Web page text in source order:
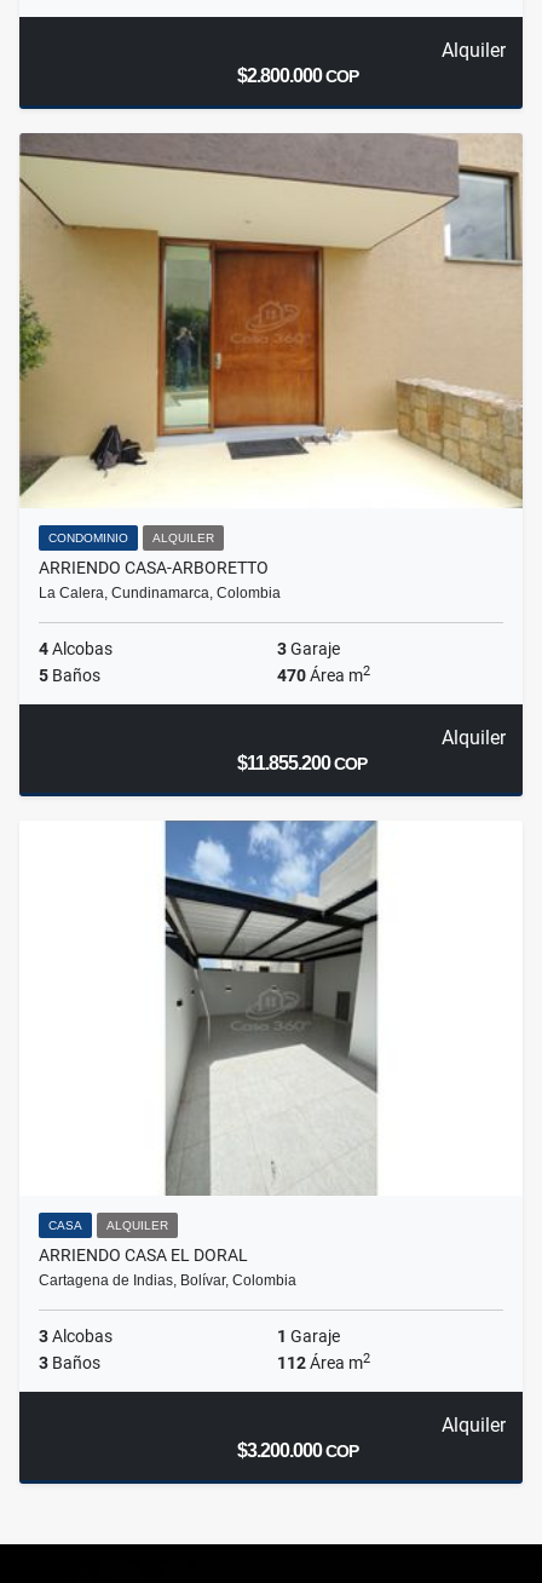
Alquiler
$2.800.000COP
CONDOMINIO ALQUILER
ARRIENDO CASA-ARBORETTO
La Calera, Cundinamarca, Colombia
4Alcobas 3Garaje
5 Baños 470Área m2
Alquiler
$11.855.200COP
CASA ALQUILER
ARRIENDO CASA EL DORAL
Cartagena de Indias, Bolívar, Colombia
3Alcobas 1 Garaje
3 Baños 112Área m2
Alquiler
$3.200.000COP